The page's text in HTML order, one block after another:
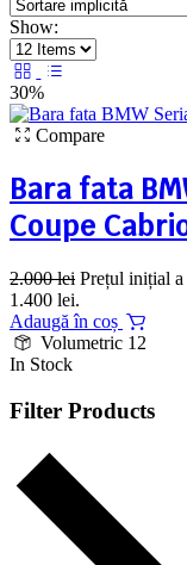
Show:
30%
Compare
Bara fata
Coupe
2.000lei Prețul inițial
1.400 lei.
Adaugă în coș
Volumetric 12
In Stock
Filter Products